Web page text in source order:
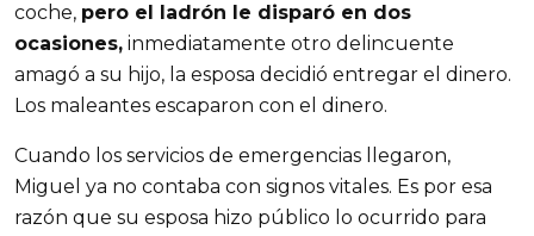
coche, pero el ladrón le disparó en dos
ocasiones, inmediatamente otro delincuente
amagó a su hijo, la esposa decidió entregar el dinero.
Los maleantes escaparon con el dinero.
Cuando los servicios de emergencias llegaron,
Miguel ya no contaba con signos vitales. Es por esa
razón que su esposa hizo público lo ocurrido para